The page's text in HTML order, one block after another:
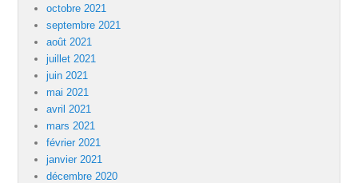
octobre 2021
septembre 2021
août 2021
juillet 2021
juin 2021
mai 2021
avril 2021
mars 2021
février 2021
janvier 2021
décembre 2020